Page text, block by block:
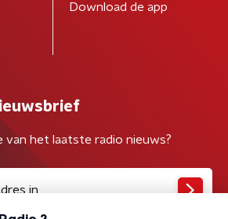
Download de app
het laatste radio nieuws?